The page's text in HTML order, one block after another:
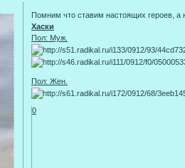
Помним что ставим настоящих героев,
Хаски
Пол: Муж.
Пол: Жен.
0